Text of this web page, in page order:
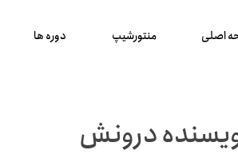
اصلی منتورشیپ دوره ها
درونش